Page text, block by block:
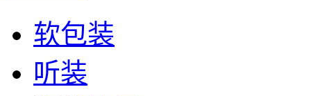
软包装
听装